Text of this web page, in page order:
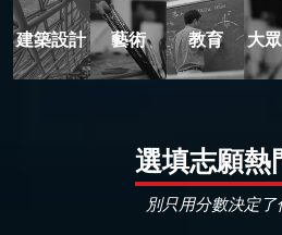
建築設計 藝術 教育 大
選填志願熱
別只用分數決定了